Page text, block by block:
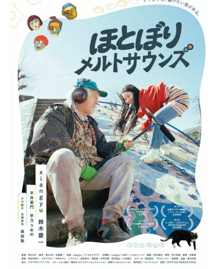
調査に乗り出すが、そこには思わぬ脅威が待ち受けてい
た。
6/6と6/14にはトークショーも開催！
6/2（Tue）〜6/7 （Sun）6/9(Tue)〜6/14(Sun)
※6/8は店休
平日19:30〜 土日祝18:00〜
料金
1600円 公式サイト